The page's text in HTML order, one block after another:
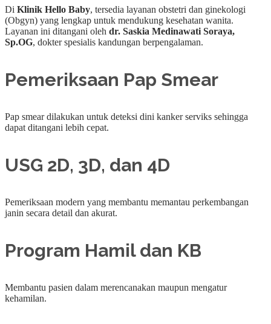
Di Klinik Hello Baby, tersedia layanan obstetri dan ginekologi
(Obgyn) yang lengkap untuk mendukung kesehatan wanita.
Layanan ini ditangani oleh dr. Saskia Medinawati Soraya,
Sp.OG, dokter spesialis kandungan berpengalaman.
Pemeriksaan Pap Smear
Pap smear dilakukan untuk deteksi dini kanker serviks sehingga
dapat ditangani lebih cepat.
USG 2D, 3D, dan 4D
Pemeriksaan modern yang membantu memantau perkembangan
janin secara detail dan akurat.
Program Hamil dan KB
Membantu pasien dalam merencanakan maupun mengatur
kehamilan.